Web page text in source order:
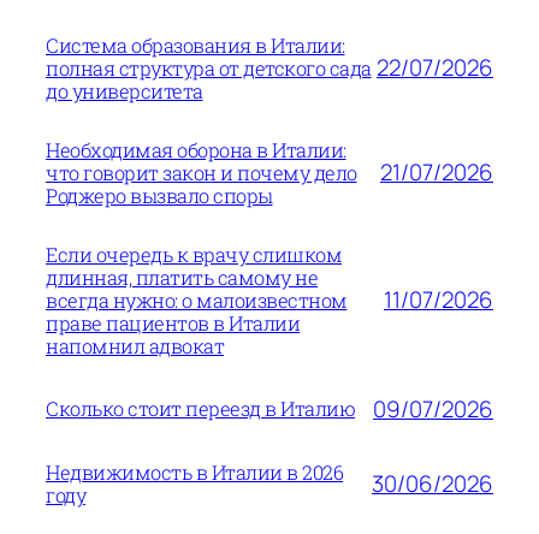
Система образования в Италии:
полная структура от детского сада
до университета
22/07/2026
Необходимая оборона в Италии:
что говорит закон и почему дело
Роджеро вызвало споры
21/07/2026
Если очередь к врачу слишком
длинная, платить самому не
всегда нужно: о малоизвестном
праве пациентов в Италии
напомнил адвокат
11/07/2026
Сколько стоит переезд в Италию 09/07/2026
Недвижимость в Италии в 2026
году
30/06/2026